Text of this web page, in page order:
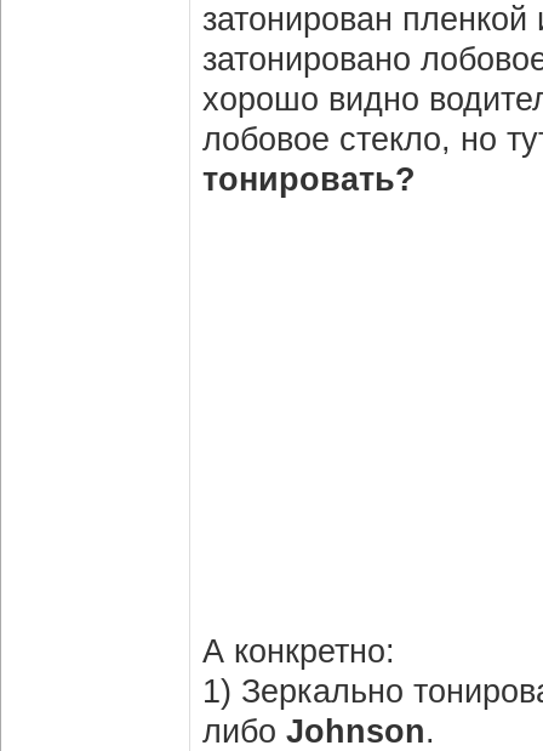
затонирован
затонировано
хорошо видно
лобовое стекло, но
тонировать?
А конкретно:
1) Зеркально
либо Johnson.